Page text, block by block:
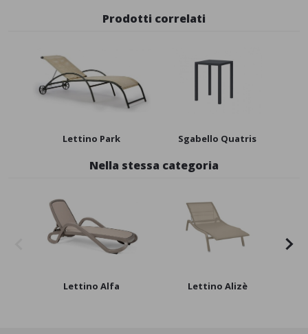
Prodotti correlati
Lettino Park Sgabello Quatris
Nella stessa categoria
Lettino Alfa Lettino Alizè